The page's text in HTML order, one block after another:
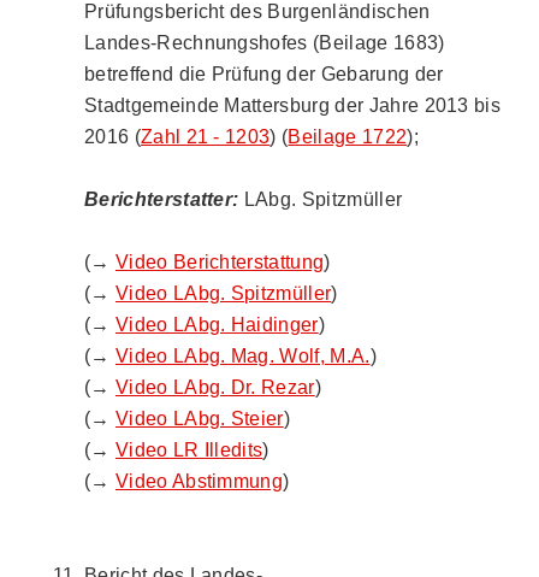
Prüfungsbericht des Burgenländischen
Landes-Rechnungshofes (Beilage 1683)
betreffend die Prüfung der Gebarung der
Stadtgemeinde Mattersburg der Jahre 2013 bis
2016 (Zahl 21 - 1203) (Beilage 1722);
Berichterstatter: LAbg. Spitzmüller
(→ Video Berichterstattung)
(→ Video LAbg. Spitzmüller)
(→ Video LAbg. Haidinger)
(→ Video LAbg. Mag. Wolf, M.A.)
(→ Video LAbg. Dr. Rezar)
(→ Video LAbg. Steier)
(→ Video LR Illedits)
(→ Video Abstimmung)